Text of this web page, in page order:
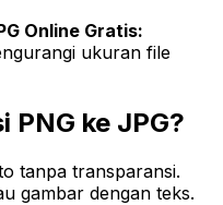
Online Gratis:
ukuran file
PNG ke JPG?
tanpa transparansi.
gambar dengan teks.